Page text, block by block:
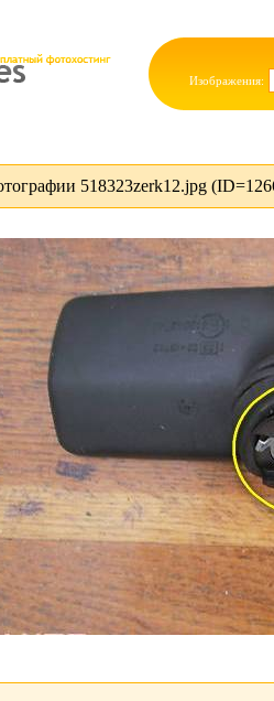
Изображения:
518323zerk12.jpg